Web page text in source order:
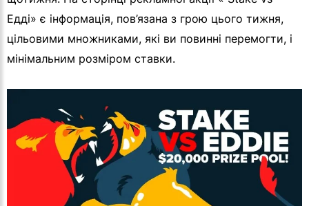
Едді» є інформація, пов’язана з грою цього тижня,
цільовими множниками, які ви повинні перемогти, і
мінімальним розміром ставки.